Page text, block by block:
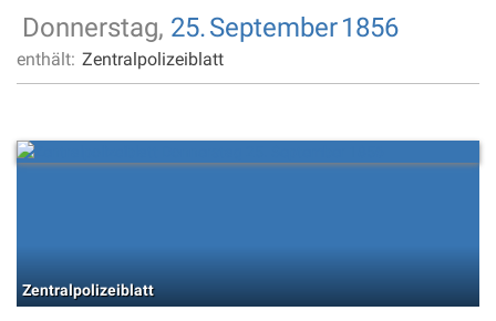
Donnerstag, 25.September1856
enthält: Zentralpolizeiblatt
Zentralpolizeiblatt